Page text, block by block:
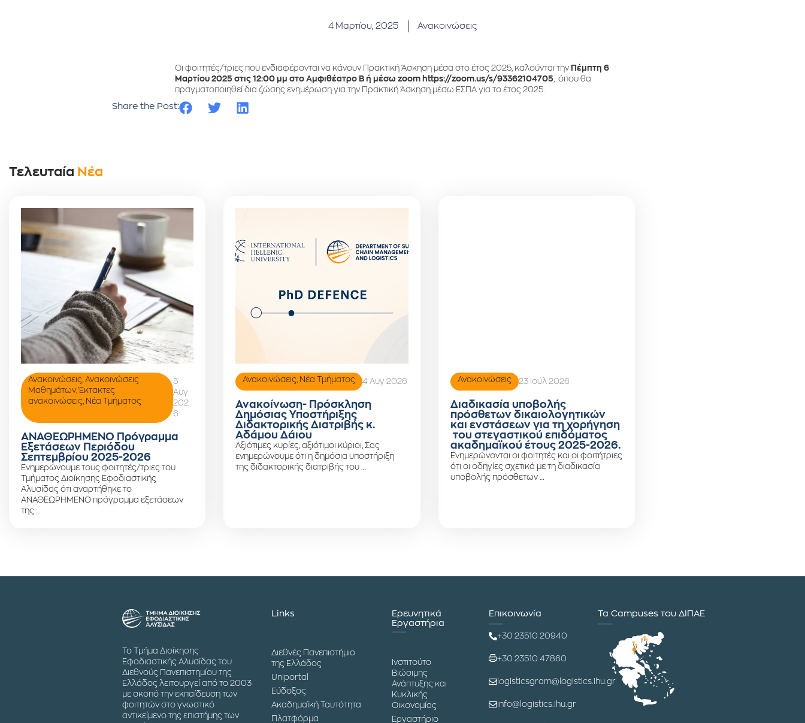
4 Μαρτίου, 2025 Ανακοινώσεις
Οι φοιτητές/τριες που ενδιαφέρονται να κάνουν Πρακτική Άσκηση μέσα στο έτος 2025, καλούνται την Πέμπτη 6
Μαρτίου 2025 στις 12:00 μμ στο Αμφιθέατρο Β ή μέσω zoom https://zoom.us/s/93362104705 , όπου θα
πραγματοποιηθεί δια ζώσης ενημέρωση για την Πρακτική Άσκηση μέσω ΕΣΠΑ για το έτος 2025.
Share the Post:
Τελευταία Νέα
Ανακοινώσεις Ανακοινώσεις
Μαθημάτων,Έκτακτες
ανακοινώσεις
Νέα Τμήματος
5
Αυγ
202
6
ΑΝΑΘΕΩΡΗΜΕΝΟ Πρόγραμμα
Εξετάσεων Περιόδου
Σεπτεμβρίου 2025-2026
Ενημερώνουμε τους φοιτητές/τριες του
Τμήματος Διοίκησης Εφοδιαστικής
Αλυσίδας ότι αναρτήθηκε το
ΑΝΑΘΕΩΡΗΜΕΝΟ πρόγραμμα εξετάσεων
της …
Ανακοινώσεις Νέα Τμήματος 4 Αυγ 2026
Ανακοίνωση- Πρόσκληση
Δημόσιας Υποστήριξης
Διδακτορικής Διατριβής κ.
Αδάμου Δάιου
Αξιότιμες κυρίες, αξιότιμοι κύριοι, Σας
ενημερώνουμε ότι η δημόσια υποστήριξη
της διδακτορικής διατριβής του …
Ανακοινώσεις 23 Ιούλ 2026
Διαδικασία υποβολής
πρόσθετων δικαιολογητικών
και ενστάσεων για τη χορήγηση
του στεγαστικού επιδόματος
ακαδημαϊκού έτους 2025-2026.
Ενημερώνονται οι φοιτητές και οι φοιτήτριες
ότι οι οδηγίες σχετικά με τη διαδικασία
υποβολής πρόσθετων …
Το Τμήμα Διοίκησης
Εφοδιαστικής Αλυσίδας του
Διεθνούς Πανεπιστημίου της
Ελλάδος λειτουργεί από το 2003
με σκοπό την εκπαίδευση των
φοιτητών στο γνωστικό
αντικείμενο της επιστήμης των
Links
Διεθνές Πανεπιστήμιο
της Ελλάδος
Uniportal
Εύδοξος
Ακαδημαϊκή Ταυτότητα
Πλατφόρμα
Ερευνητικά
Εργαστήρια
Ινστιτούτο
Βιώσιμης
Ανάπτυξης και
Κυκλικής
Οικονομίας
Εργαστήριο
Επικοινωνία
+30 23510 20940
+30 23510 47860
logisticsgram@logistics.ihu.gr
info@logistics.ihu.gr
Τα Campuses του ΔΙΠΑΕ